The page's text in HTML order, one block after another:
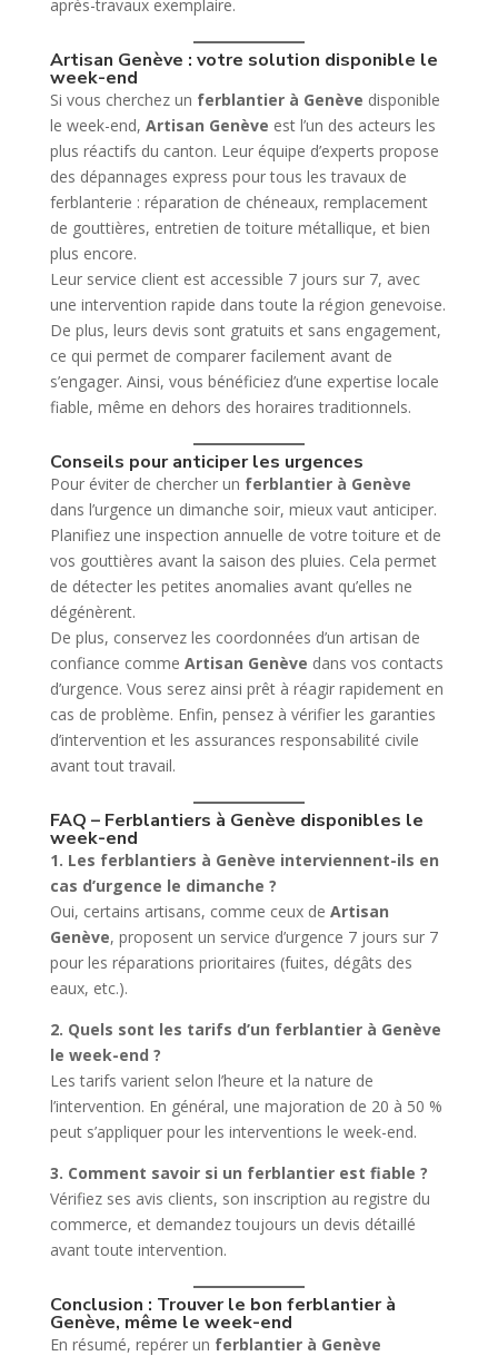
après-travaux exemplaire.
Artisan Genève : votre solution disponible le
week-end
Si vous cherchez un ferblantier à Genève disponible
le week-end, Artisan Genève est l’un des acteurs les
plus réactifs du canton. Leur équipe d’experts propose
des dépannages express pour tous les travaux de
ferblanterie : réparation de chéneaux, remplacement
de gouttières, entretien de toiture métallique, et bien
plus encore.
Leur service client est accessible 7 jours sur 7, avec
une intervention rapide dans toute la région genevoise.
De plus, leurs devis sont gratuits et sans engagement,
ce qui permet de comparer facilement avant de
s’engager. Ainsi, vous bénéficiez d’une expertise locale
fiable, même en dehors des horaires traditionnels.
Conseils pour anticiper les urgences
Pour éviter de chercher un ferblantier à Genève
dans l’urgence un dimanche soir, mieux vaut anticiper.
Planifiez une inspection annuelle de votre toiture et de
vos gouttières avant la saison des pluies. Cela permet
de détecter les petites anomalies avant qu’elles ne
dégénèrent.
De plus, conservez les coordonnées d’un artisan de
confiance comme Artisan Genève dans vos contacts
d’urgence. Vous serez ainsi prêt à réagir rapidement en
cas de problème. Enfin, pensez à vérifier les garanties
d’intervention et les assurances responsabilité civile
avant tout travail.
FAQ – Ferblantiers à Genève disponibles le
week-end
1. Les ferblantiers à Genève interviennent-ils en
cas d’urgence le dimanche ?
Oui, certains artisans, comme ceux de Artisan
Genève, proposent un service d’urgence 7 jours sur 7
pour les réparations prioritaires (fuites, dégâts des
eaux, etc.).
2. Quels sont les tarifs d’un ferblantier à Genève
le week-end ?
Les tarifs varient selon l’heure et la nature de
l’intervention. En général, une majoration de 20 à 50 %
peut s’appliquer pour les interventions le week-end.
3. Comment savoir si un ferblantier est fiable ?
Vérifiez ses avis clients, son inscription au registre du
commerce, et demandez toujours un devis détaillé
avant toute intervention.
Conclusion : Trouver le bon ferblantier à
Genève, même le week-end
En résumé, repérer un ferblantier à Genève